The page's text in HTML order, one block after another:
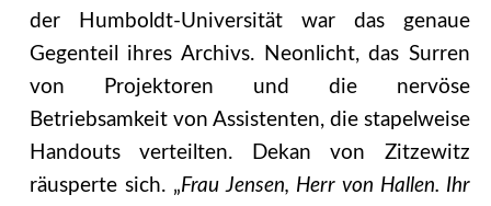
der Humboldt-Universität war das genaue
Gegenteil ihres Archivs. Neonlicht, das Surren
von Projektoren und die nervöse
Betriebsamkeit von Assistenten, die stapelweise
Handouts verteilten. Dekan von Zitzewitz
räusperte sich. „Frau Jensen, Herr von Hallen. Ihr